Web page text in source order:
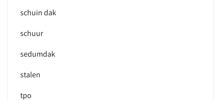
schuin dak
schuur
sedumdak
stalen
tpo